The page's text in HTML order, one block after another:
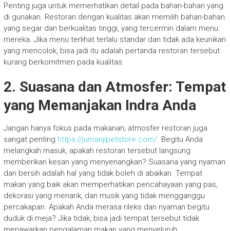
Penting juga untuk memerhatikan detail pada bahan-bahan yang
di gunakan. Restoran dengan kualitas akan memilih bahan-bahan
yang segar dan berkualitas tinggi, yang tercermin dalam menu
mereka. Jika menu terlihat terlalu standar dan tidak ada keunikan
yang mencolok, bisa jadi itu adalah pertanda restoran tersebut
kurang berkomitmen pada kualitas.
2. Suasana dan Atmosfer: Tempat
yang Memanjakan Indra Anda
Jangan hanya fokus pada makanan; atmosfer restoran juga
sangat penting https://jumanjipetstore.com/. Begitu Anda
melangkah masuk, apakah restoran tersebut langsung
memberikan kesan yang menyenangkan? Suasana yang nyaman
dan bersih adalah hal yang tidak boleh di abaikan. Tempat
makan yang baik akan memperhatikan pencahayaan yang pas,
dekorasi yang menarik, dan musik yang tidak mengganggu
percakapan. Apakah Anda merasa rileks dan nyaman begitu
duduk di meja? Jika tidak, bisa jadi tempat tersebut tidak